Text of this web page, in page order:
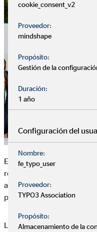
El pasado 1 de marzo la
reabrió sus puertas,
abril con todo el equipo,
personas.
Laura García, Directora de
cookie_consent_v2
Proveedor:
mindshape
Propósito:
Gestión de la
Duración:
1 año
Configuración del
Nombre:
fe_typo_user
Proveedor:
TYPO3 Association
Propósito:
Almacenamiento de la